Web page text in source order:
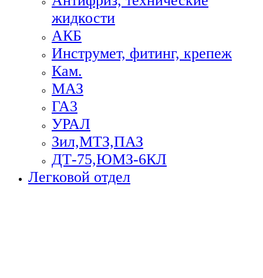
жидкости
АКБ
Инструмет, фитинг, крепеж
Кам.
МАЗ
ГА3
УРАЛ
Зил,МТЗ,ПАЗ
ДТ-75,ЮМЗ-6КЛ
Легковой отдел